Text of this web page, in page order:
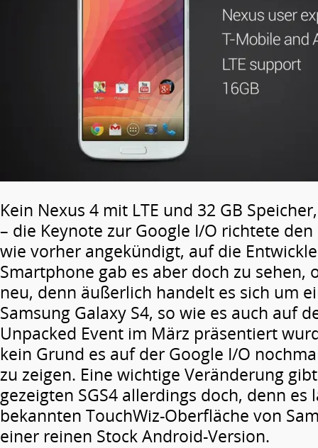
Kein Nexus 4 mit LTE und 32 GB
– die Keynote zur Google I/O richtete
wie vorher angekündigt, auf die
Smartphone gab es aber doch zu sehen,
neu, denn äußerlich handelt es sich um
Samsung Galaxy S4, so wie es auch auf
Unpacked Event im März präsentiert
kein Grund es auf der Google I/O
zu zeigen. Eine wichtige Veränderung
gezeigten SGS4 allerdings doch, denn
bekannten TouchWiz-Oberfläche von
einer reinen Stock Android-Version.